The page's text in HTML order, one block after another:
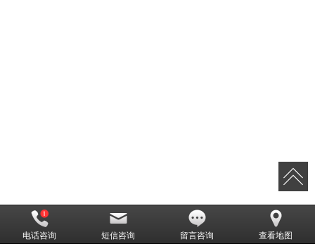
电话咨询 短信咨询 留言咨询 查看地图